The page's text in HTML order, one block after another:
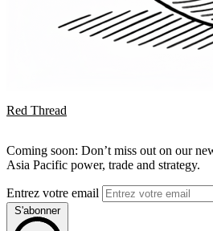
Red Thread
Coming soon: Don’t miss out on our
Asia Pacific power, trade and strategy.
Entrez votre email
S'abonner